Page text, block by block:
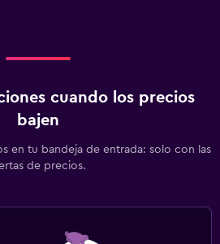
cuando los precios
bajen
en tu bandeja de entrada: solo con las
de precios.